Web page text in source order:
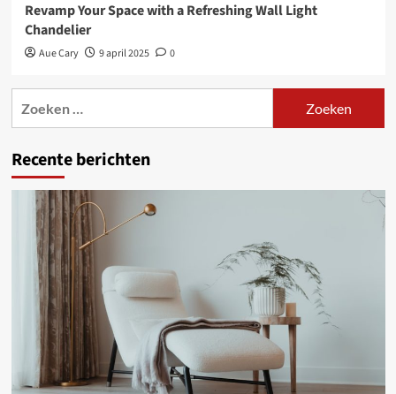
Revamp Your Space with a Refreshing Wall Light
Chandelier
Aue Cary 9 april 2025 0
Recente berichten